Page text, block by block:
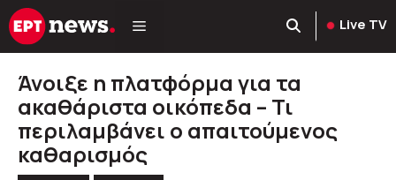
Μετάβαση
σε
Live TV
Άνοιξε η πλατφόρμα για τα
ακαθάριστα οικόπεδα – Τι
περιλαμβάνει ο απαιτούμενος
καθαρισμός